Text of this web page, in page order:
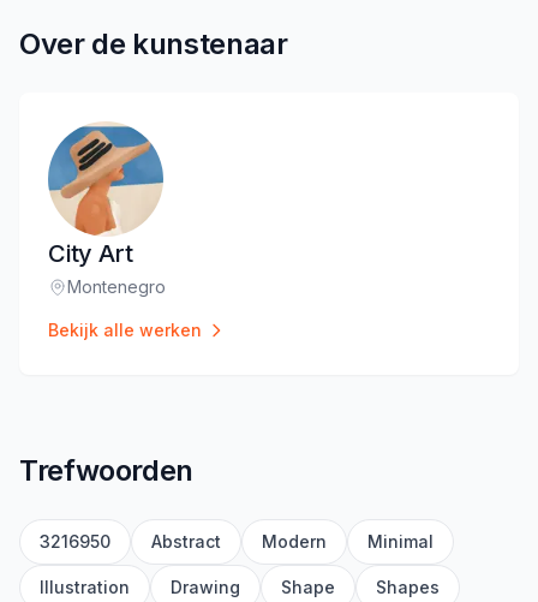
Over de kunstenaar
City Art
Locatie:
Montenegro
Bekijk alle werken
Trefwoorden
3216950 Abstract Modern Minimal
Illustration Drawing Shape Shapes